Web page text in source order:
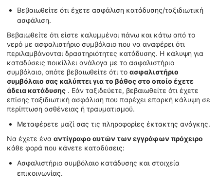
Βεβαιωθείτε ότι έχετε ασφάλιση κατάδυσης/ταξιδιωτική
ασφάλιση.
Βεβαιωθείτε ότι είστε καλυμμένοι πάνω και κάτω από το
νερό με ασφαλιστήριο συμβόλαιο που να αναφέρει ότι
περιλαμβάνονται δραστηριότητες κατάδυσης. Η κάλυψη για
καταδύσεις ποικίλλει ανάλογα με το ασφαλιστήριο
συμβόλαιο, οπότε βεβαιωθείτε ότι το ασφαλιστήριο
συμβόλαιο σας καλύπτει για το βάθος στο οποίο έχετε
άδεια κατάδυσης . Εάν ταξιδεύετε, βεβαιωθείτε ότι έχετε
επίσης ταξιδιωτική ασφάλιση που παρέχει επαρκή κάλυψη σε
περίπτωση ασθένειας ή τραυματισμού.
Μεταφέρετε μαζί σας τις πληροφορίες έκτακτης ανάγκης.
Να έχετε ένα αντίγραφο αυτών των εγγράφων πρόχειρο
κάθε φορά που κάνετε καταδύσεις:
Ασφαλιστήριο συμβόλαιο κατάδυσης και στοιχεία
επικοινωνίας.